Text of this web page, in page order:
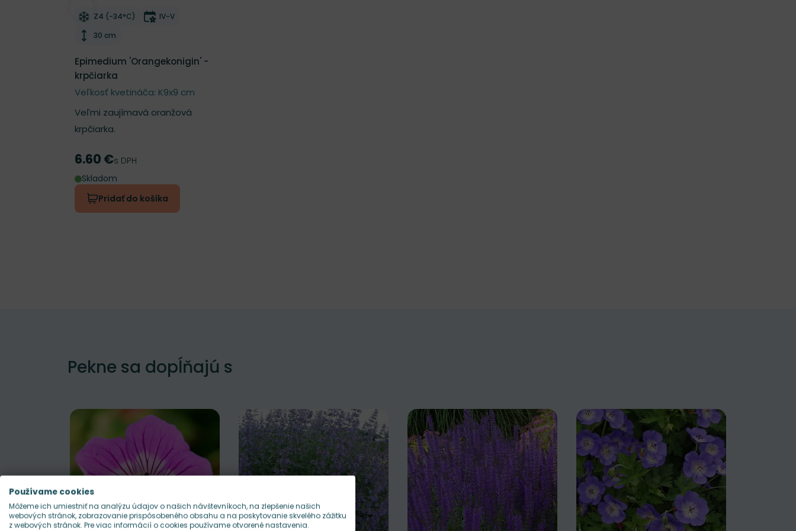
Odober do zoznamu želaní
Mrazuvzdornosť
Z4 (-34°C) Doba kvitnutia
IV-V
Výška rastliny
30 cm
Epimedium 'Orangekonigin' -
krpčiarka
Veľkosť kvetináča: K9x9 cm
Veľmi zaujímavá oranžová
krpčiarka.
Cena
6.60 €s DPH
Skladom
Pridať do košíka
Pekne sa dopĺňajú s
Používame cookies
Môžeme ich umiestniť na analýzu údajov o našich návštevníkoch, na zlepšenie našich
webových stránok, zobrazovanie prispôsobeného obsahu a na poskytovanie skvelého zážitku
z webových stránok. Pre viac informácií o cookies používame otvorené nastavenia.